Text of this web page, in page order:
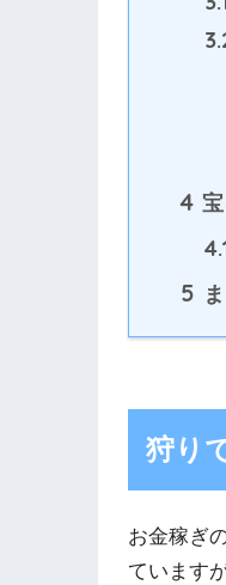
4
5
狩り
お金稼ぎ
ています